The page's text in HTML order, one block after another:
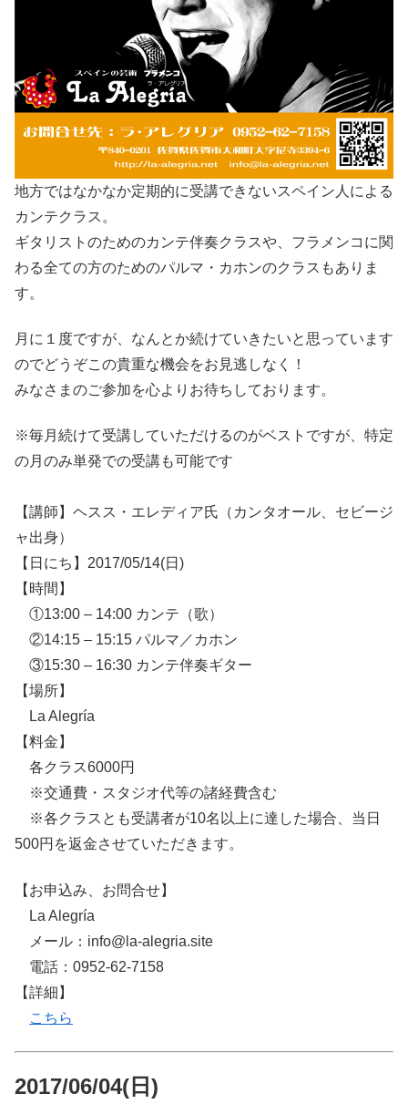
地方ではなかなか定期的に受講できないスペイン人による
カンテクラス。
ギタリストのためのカンテ伴奏クラスや、フラメンコに関
わる全ての方のためのパルマ・カホンのクラスもありま
す。
月に１度ですが、なんとか続けていきたいと思っています
のでどうぞこの貴重な機会をお見逃しなく！
みなさまのご参加を心よりお待ちしております。
※毎月続けて受講していただけるのがベストですが、特定
の月のみ単発での受講も可能です
【講師】ヘスス・エレディア氏（カンタオール、セビージ
ャ出身）
【日にち】2017/05/14(日)
【時間】
①13:00 – 14:00 カンテ（歌）
②14:15 – 15:15 パルマ／カホン
③15:30 – 16:30 カンテ伴奏ギター
【場所】
La Alegría
【料金】
各クラス6000円
※交通費・スタジオ代等の諸経費含む
※各クラスとも受講者が10名以上に達した場合、当日
500円を返金させていただきます。
【お申込み、お問合せ】
La Alegría
メール：info@la-alegria.site
電話：0952-62-7158
【詳細】
こちら
2017/06/04(日)